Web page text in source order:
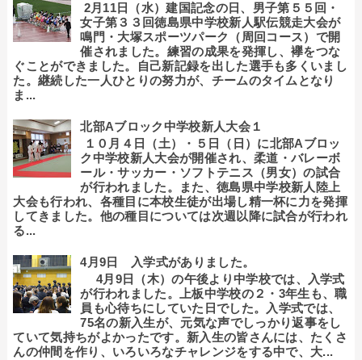
2月11日（水）建国記念の日、男子第５５回・
女子第３３回徳島県中学校新人駅伝競走大会が
鳴門・大塚スポーツパーク（周回コース）で開
催されました。練習の成果を発揮し、襷をつな
ぐことができました。自己新記録を出した選手も多くいまし
た。継続した一人ひとりの努力が、チームのタイムとなり
ま...
北部Aブロック中学校新人大会１
１０月４日（土）・５日（日）に北部Aブロッ
ク中学校新人大会が開催され、柔道・バレーボ
ール・サッカー・ソフトテニス（男女）の試合
が行われました。また、徳島県中学校新人陸上
大会も行われ、各種目に本校生徒が出場し精一杯に力を発揮
してきました。他の種目については次週以降に試合が行われ
る...
4月9日 入学式がありました。
4月9日（木）の午後より中学校では、入学式
が行われました。上板中学校の２・3年生も、職
員も心待ちにしていた日でした。入学式では、
75名の新入生が、元気な声でしっかり返事をし
ていて気持ちがよかったです。新入生の皆さんには、たくさ
んの仲間を作り、いろいろなチャレンジをする中で、大...